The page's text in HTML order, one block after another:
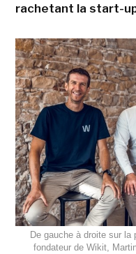
rachetant la start-
De gauche à droite sur
fondateur de Wikit,